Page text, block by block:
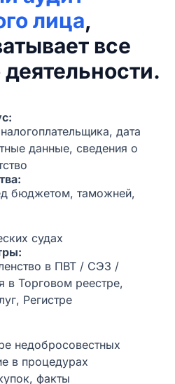
лица,
все
дата
данные, сведения о
бюджетом, таможней,
судах
в ПВТ / СЭЗ /
в Торговом реестре,
Регистре
недобросовестных
в процедурах
факты